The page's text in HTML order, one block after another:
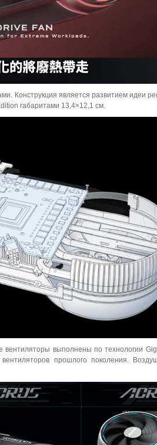
Конструкция является развитием идеи
габаритами 13,4×12,1 см.
выполнены по технологии
прошлого поколения.